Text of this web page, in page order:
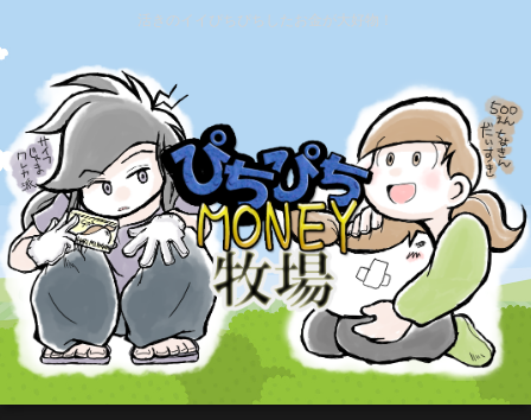
活きのイイぴちぴちしたお金が大好物！